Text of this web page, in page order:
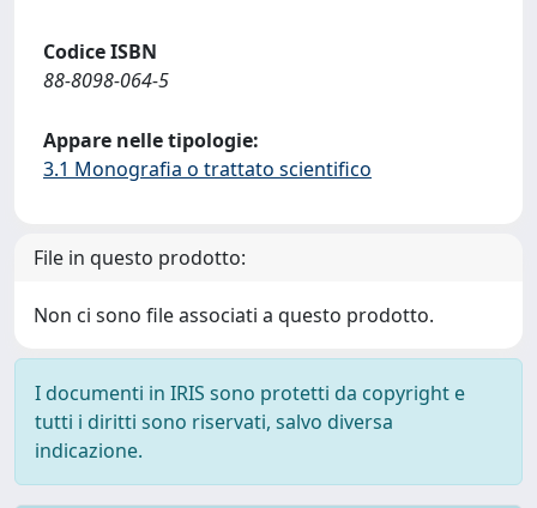
Codice ISBN
88-8098-064-5
Appare nelle tipologie:
3.1 Monografia o trattato scientifico
File in questo prodotto:
Non ci sono file associati a questo prodotto.
I documenti in IRIS sono protetti da copyright e
tutti i diritti sono riservati, salvo diversa
indicazione.